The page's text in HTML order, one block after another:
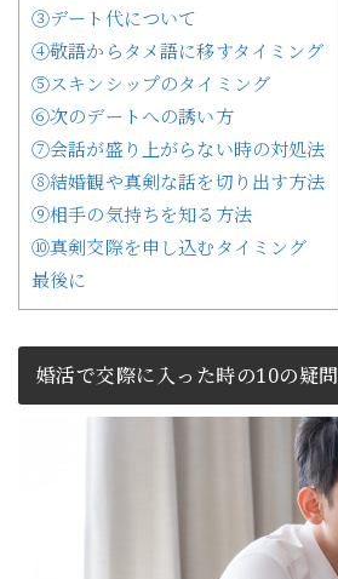
③デート代について
④敬語からタメ語に移すタイミング
⑤スキンシップのタイミング
⑥次のデートへの誘い方
⑦会話が盛り上がらない時の対処法
⑧結婚観や真剣な話を切り出す方法
⑨相手の気持ちを知る方法
⑩真剣交際を申し込むタイミング
最後に
婚活で交際に入った時の10の疑問